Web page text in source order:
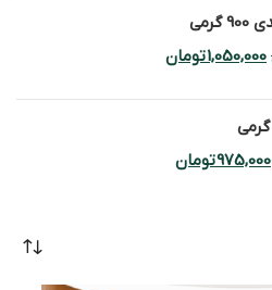
1,050,000تومان
975,000تومان